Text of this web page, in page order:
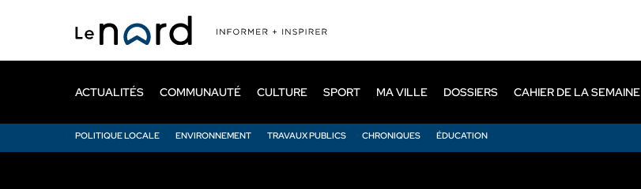
principal
ACTUALITÉS
POLITIQUE LOCALE ENVIRONNEMENT TRAVAUX PUBLICS CHRONIQUES ÉDUCATION
COMMUNAUTÉ CULTURE SPORT MA VILLE DOSSIERS CAHIER DE LA SEMAINE